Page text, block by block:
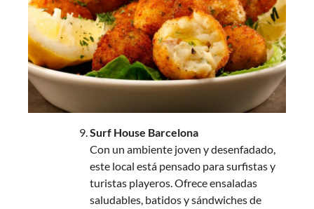
Surf House Barcelona
Con un ambiente joven y desenfadado,
este local está pensado para surfistas y
turistas playeros. Ofrece ensaladas
saludables, batidos y sándwiches de